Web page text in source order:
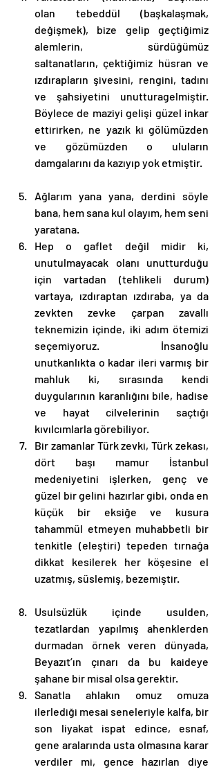
olan tebeddül (başkalaşmak,
değişmek), bize gelip geçtiğimiz
alemlerin, sürdüğümüz
saltanatların, çektiğimiz hüsran ve
ızdırapların şivesini, rengini, tadını
ve şahsiyetini unutturagelmiştir.
Böylece de maziyi gelişi güzel inkar
ettirirken, ne yazık ki gölümüzden
ve gözümüzden o uluların
damgalarını da kazıyıp yok etmiştir.
Ağlarım yana yana, derdini söyle
bana, hem sana kul olayım, hem seni
yaratana.
Hep o gaflet değil midir ki,
unutulmayacak olanı unutturduğu
için vartadan (tehlikeli durum)
vartaya, ızdıraptan ızdıraba, ya da
zevkten zevke çarpan zavallı
teknemizin içinde, iki adım ötemizi
seçemiyoruz. İnsanoğlu
unutkanlıkta o kadar ileri varmış bir
mahluk ki, sırasında kendi
duygularının karanlığını bile, hadise
ve hayat cilvelerinin saçtığı
kıvılcımlarla görebiliyor.
Bir zamanlar Türk zevki, Türk zekası,
dört başı mamur İstanbul
medeniyetini işlerken, genç ve
güzel bir gelini hazırlar gibi, onda en
küçük bir eksiğe ve kusura
tahammül etmeyen muhabbetli bir
tenkitle (eleştiri) tepeden tırnağa
dikkat kesilerek her köşesine el
uzatmış, süslemiş, bezemiştir.
Usulsüzlük içinde usulden,
tezatlardan yapılmış ahenklerden
durmadan örnek veren dünyada,
Beyazıt’ın çınarı da bu kaideye
şahane bir misal olsa gerektir.
Sanatla ahlakın omuz omuza
ilerlediği mesai seneleriyle kalfa, bir
son liyakat ispat edince, esnaf,
gene aralarında usta olmasına karar
verdiler mi, gence hazırlan diye